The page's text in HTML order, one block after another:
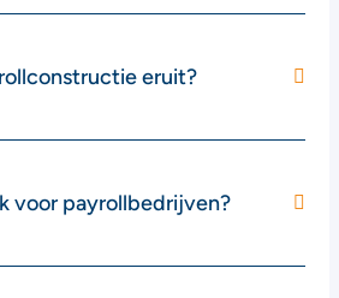
eruit?
voor payrollbedrijven?